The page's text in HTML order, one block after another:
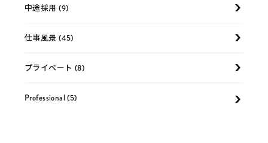
中途採用 (9)
仕事風景 (45)
プライベート (8)
Professional (5)